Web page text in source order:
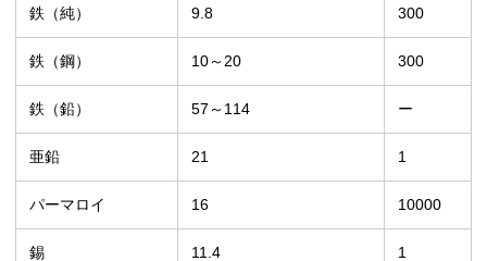
鉄（純） 9.8 300
鉄（鋼） 10～20 300
鉄（鉛） 57～114 ー
亜鉛 21 1
パーマロイ 16 10000
錫 11.4 1